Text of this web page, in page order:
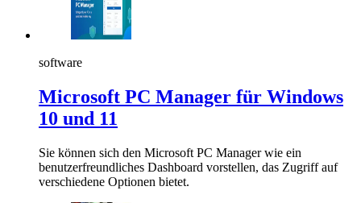
software
Microsoft PC Manager für Windows
10 und 11
Sie können sich den Microsoft PC Manager wie ein
benutzerfreundliches Dashboard vorstellen, das Zugriff auf
verschiedene Optionen bietet.